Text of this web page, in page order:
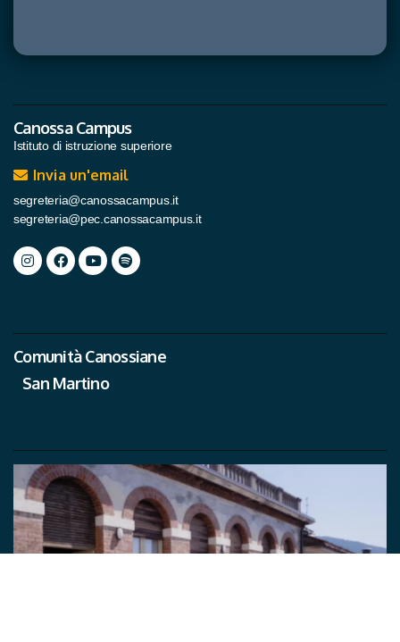
Canossa Campus
Istituto di istruzione superiore
Invia un'email
segreteria@canossacampus.it
segreteria@pec.canossacampus.it
Comunità Canossiane
San Martino